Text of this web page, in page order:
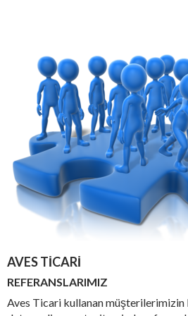
AVES TICARI
REFERANSLARIMIZ
Aves Ticari kullanan müşterilerimizin